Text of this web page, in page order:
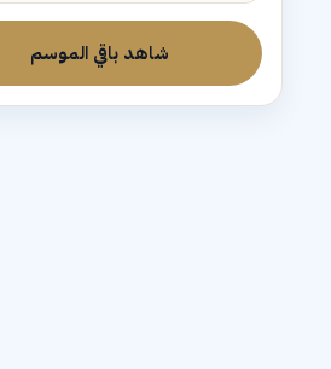
شاهد باقي الموسم